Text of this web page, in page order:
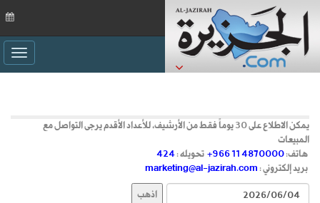
يمكن الاطلاع على 30 يوماً فقط من الأرشيف، للأعداد الأقدم يرجى التواصل مع
المبيعات
هاتف: +966 11 4870000 تحويله : 424
بريد إلكتروني : marketing@al-jazirah.com